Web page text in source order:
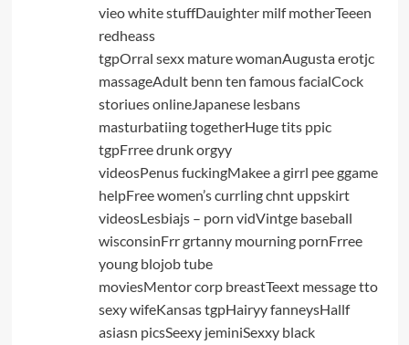
vieo white stuffDauighter milf motherTeeen
redheass
tgpOrral sexx mature womanAugusta erotjc
massageAdult benn ten famous facialCock
storiues onlineJapanese lesbans
masturbatiing togetherHuge tits ppic
tgpFrree drunk orgyy
videosPenus fuckingMakee a girrl pee ggame
helpFree women’s currling chnt uppskirt
videosLesbiajs – porn vidVintge baseball
wisconsinFrr grtanny mourning pornFrree
young blojob tube
moviesMentor corp breastTeext message tto
sexy wifeKansas tgpHairyy fanneysHallf
asiasn picsSeexy jeminiSexxy black